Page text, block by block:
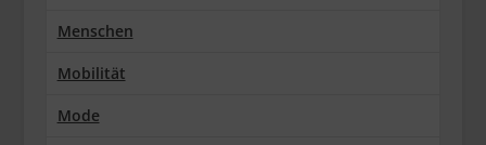
Menschen
Mobilität
Mode